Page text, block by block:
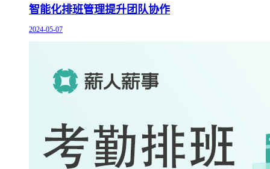
智能化排班管理提升团队协作
2024-05-07